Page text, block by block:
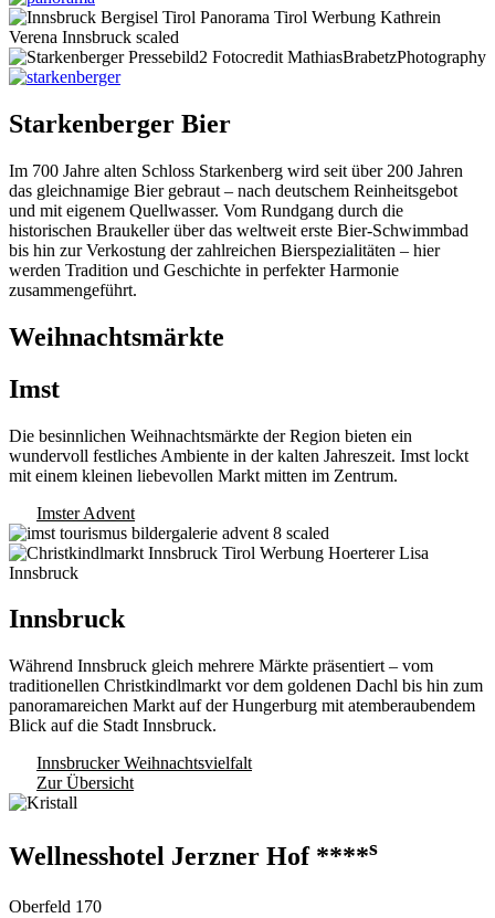
Starkenberger Bier
Im 700 Jahre alten Schloss Starkenberg wird seit über 200 Jahren
das gleichnamige Bier gebraut – nach deutschem Reinheitsgebot
und mit eigenem Quellwasser. Vom Rundgang durch die
historischen Braukeller über das weltweit erste Bier-Schwimmbad
bis hin zur Verkostung der zahlreichen Bierspezialitäten – hier
werden Tradition und Geschichte in perfekter Harmonie
zusammengeführt.
Weihnachtsmärkte
Imst
Die besinnlichen Weihnachtsmärkte der Region bieten ein
wundervoll festliches Ambiente in der kalten Jahreszeit. Imst lockt
mit einem kleinen liebevollen Markt mitten im Zentrum.
Imster Advent
Innsbruck
Während Innsbruck gleich mehrere Märkte präsentiert – vom
traditionellen Christkindlmarkt vor dem goldenen Dachl bis hin zum
panoramareichen Markt auf der Hungerburg mit atemberaubendem
Blick auf die Stadt Innsbruck.
Innsbrucker Weihnachtsvielfalt
Zur Übersicht
Wellnesshotel Jerzner Hof ****s
Oberfeld 170